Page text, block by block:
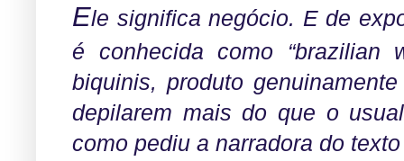
Ele significa negócio. E de
é conhecida como
biquinis, produto
depilarem mais do que o
como pediu a narradora do